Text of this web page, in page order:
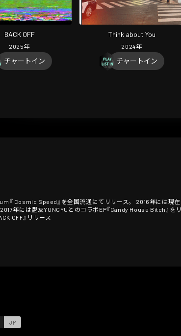
BACK OFF
2025年
チャートイン
Think about You
2024年
チャートイン
『 Cosmic Speed』を全国流通にてリリース。 2016年には現在
年には盟友YUNGYUとのコラボEP『Candy House Bitch』をリ
OFF』リリース
JP